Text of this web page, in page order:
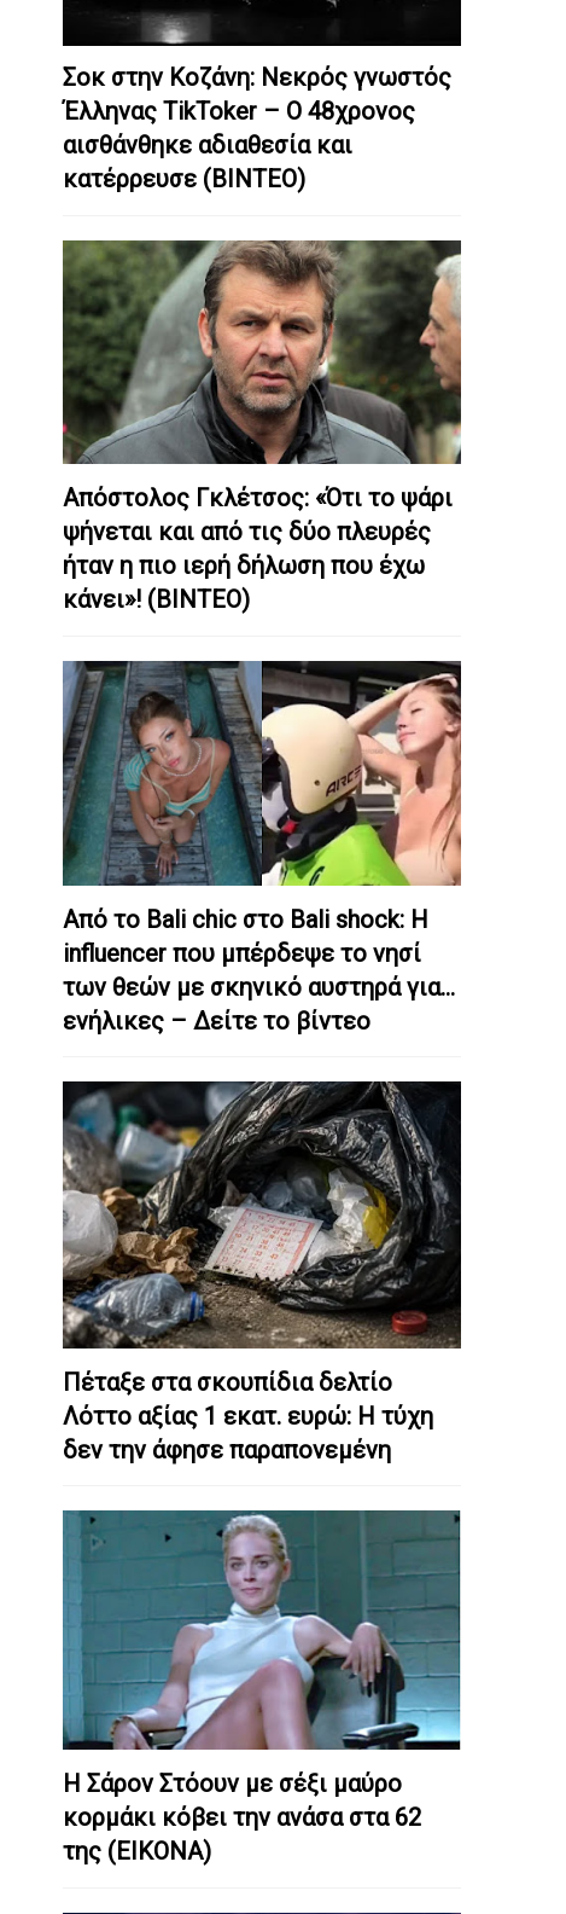
Σοκ στην Κοζάνη: Nεκρός γνωστός
Έλληνας TikToker – Ο 48χρονος
αισθάνθηκε αδιαθεσία και
κατέρρευσε (ΒΙΝΤΕΟ)
Απόστολος Γκλέτσος: «Ότι το ψάρι
ψήνεται και από τις δύο πλευρές
ήταν η πιο ιερή δήλωση που έχω
κάνει»! (ΒΙΝΤΕΟ)
Από το Bali chic στο Bali shock: Η
influencer που μπέρδεψε το νησί
των θεών με σκηνικό αυστηρά για…
ενήλικες – Δείτε το βίντεο
Πέταξε στα σκουπίδια δελτίο
Λόττο αξίας 1 εκατ. ευρώ: Η τύχη
δεν την άφησε παραπονεμένη
Η Σάρον Στόουν με σέξι μαύρο
κορμάκι κόβει την ανάσα στα 62
της (ΕΙΚΟΝΑ)